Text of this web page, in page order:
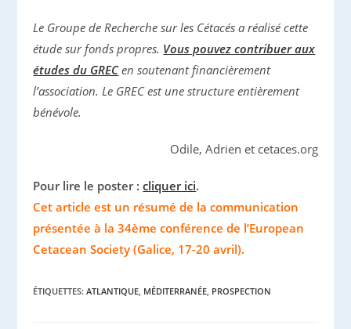
Le Groupe de Recherche sur les Cétacés a réalisé cette
étude sur fonds propres. Vous pouvez contribuer aux
études du GRECen soutenant financièrement
l’association. Le GREC est une structure entièrement
bénévole.
Odile, Adrien et cetaces.org
Pour lire le poster :cliquer ici.
Cet article est un résumé de la communication
présentée à la 34ème conférence de l’European
Cetacean Society (Galice, 17-20 avril).
ÉTIQUETTES:ATLANTIQUE, MÉDITERRANÉE, PROSPECTION